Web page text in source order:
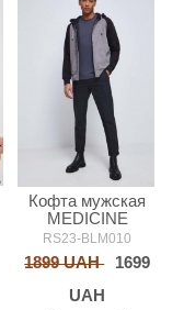
Кофта мужская
MEDICINE
RS23-BLM010
1899 UAH
1699
UAH